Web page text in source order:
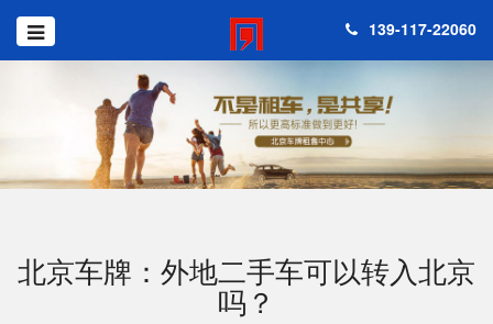
139-117-22060
北京车牌：外地二手车可以转入北京
吗？